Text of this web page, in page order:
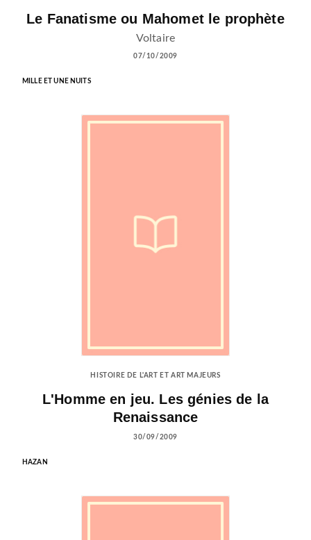
Le Fanatisme ou Mahomet le prophète
Voltaire
07/10/2009
MILLE ET UNE NUITS
HISTOIRE DE L'ART ET ART MAJEURS
L'Homme en jeu. Les génies de la
Renaissance
30/09/2009
HAZAN